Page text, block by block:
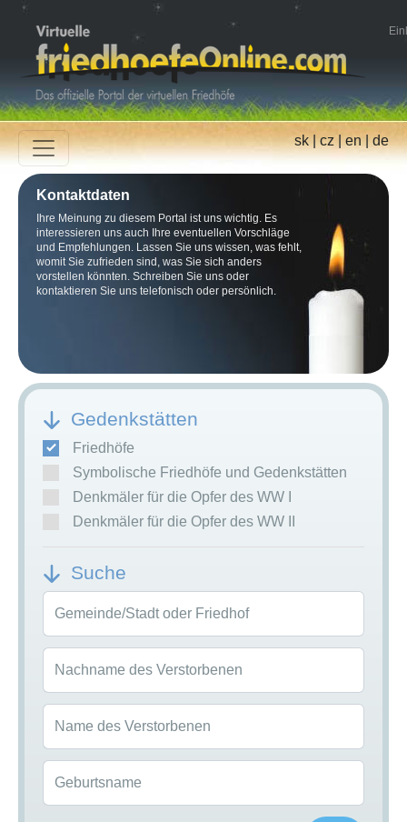
sk|cz|en|de
Kontaktdaten
Ihre Meinung zu diesem Portal ist uns wichtig. Es
interessieren uns auch Ihre eventuellen Vorschläge
und Empfehlungen. Lassen Sie uns wissen, was fehlt,
womit Sie zufrieden sind, was Sie sich anders
vorstellen könnten. Schreiben Sie uns oder
kontaktieren Sie uns telefonisch oder persönlich.
Gedenkstätten
Friedhöfe
Symbolische Friedhöfe und Gedenkstätten
Denkmäler für die Opfer des WW I
Denkmäler für die Opfer des WW II
Suche
Gemeinde/Stadt oder Friedhof
Nachname des Verstorbenen
Name des Verstorbenen
Geburtsname